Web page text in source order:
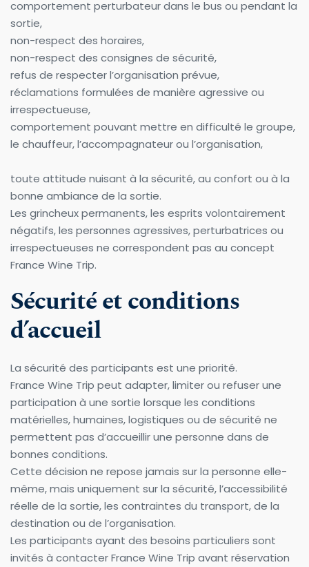
comportement perturbateur dans le bus ou pendant la
sortie,
non-respect des horaires,
non-respect des consignes de sécurité,
refus de respecter l’organisation prévue,
réclamations formulées de manière agressive ou
irrespectueuse,
comportement pouvant mettre en difficulté le groupe,
le chauffeur, l’accompagnateur ou l’organisation,
toute attitude nuisant à la sécurité, au confort ou à la
bonne ambiance de la sortie.
Les grincheux permanents, les esprits volontairement
négatifs, les personnes agressives, perturbatrices ou
irrespectueuses ne correspondent pas au concept
France Wine Trip.
Sécurité et conditions
d’accueil
La sécurité des participants est une priorité.
France Wine Trip peut adapter, limiter ou refuser une
participation à une sortie lorsque les conditions
matérielles, humaines, logistiques ou de sécurité ne
permettent pas d’accueillir une personne dans de
bonnes conditions.
Cette décision ne repose jamais sur la personne elle-
même, mais uniquement sur la sécurité, l’accessibilité
réelle de la sortie, les contraintes du transport, de la
destination ou de l’organisation.
Les participants ayant des besoins particuliers sont
invités à contacter France Wine Trip avant réservation